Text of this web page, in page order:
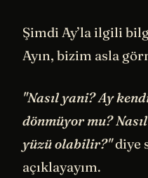
Şimdi Ay’la ilgili
Ayın, bizim asla
"Nasıl yani? Ay
dönmüyor mu?
yüzü olabilir?"diye
açıklayayım.